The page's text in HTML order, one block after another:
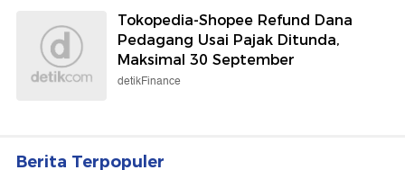
Tokopedia-Shopee Refund Dana
Pedagang Usai Pajak Ditunda,
Maksimal 30 September
detikFinance
Berita Terpopuler